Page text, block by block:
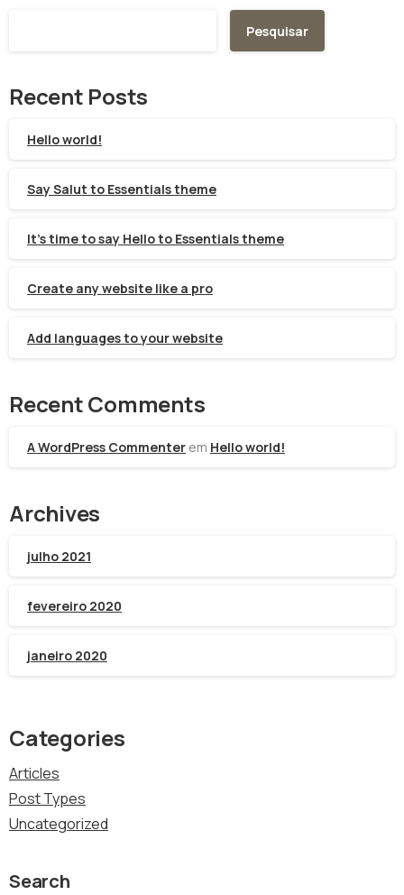
Pesquisar
Recent Posts
Hello world!
Say Salut to Essentials theme
It’s time to say Hello to Essentials theme
Create any website like a pro
Add languages to your website
Recent Comments
A WordPress Commenter em Hello world!
Archives
julho 2021
fevereiro 2020
janeiro 2020
Categories
Articles
Post Types
Uncategorized
Search